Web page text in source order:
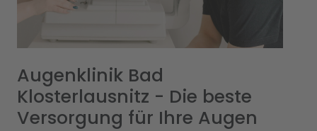
Augenklinik Bad
Klosterlausnitz - Die beste
Versorgung für Ihre Augen